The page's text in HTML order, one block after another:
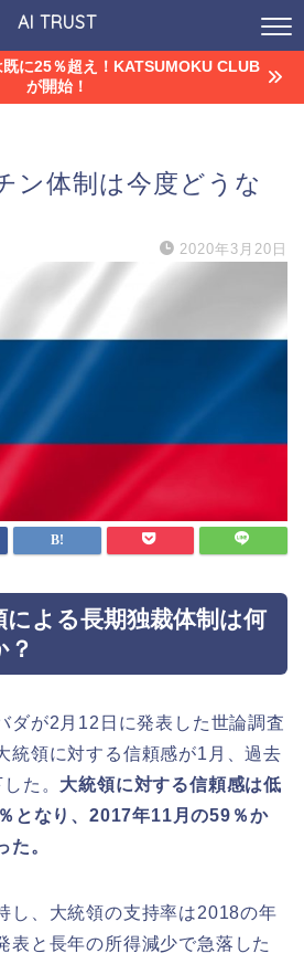
AI TRUST
に25％超え！KATSUMOKU CLUB
が開始！
ン体制は今度どうな
2020年3月20日
よる長期独裁体制は何
ダが2月12日に発表した世論調査
統領に対する信頼感が1月、過去
た。 大統領に対する信頼感は低
となり、2017年11月の59％か
た。
し、大統領の支持率は2018の年
表と長年の所得減少で急落した